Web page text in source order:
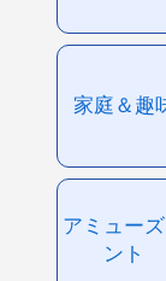
家庭＆趣
アミュー
ント